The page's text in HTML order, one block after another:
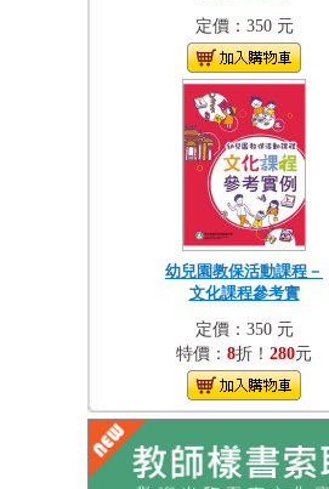
定價：350 元
幼兒園教保活動課程－
文化課程參考實
定價：350 元
特價： 8折！ 280元